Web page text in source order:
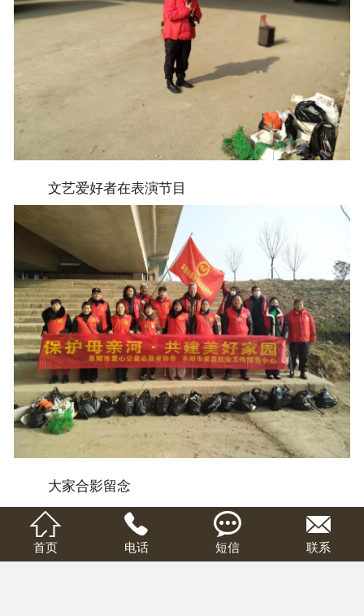
文艺爱好者在表演节目
大家合影留念
上一条：爱心献社会，真情暖人心

首页

电话

短信

联系